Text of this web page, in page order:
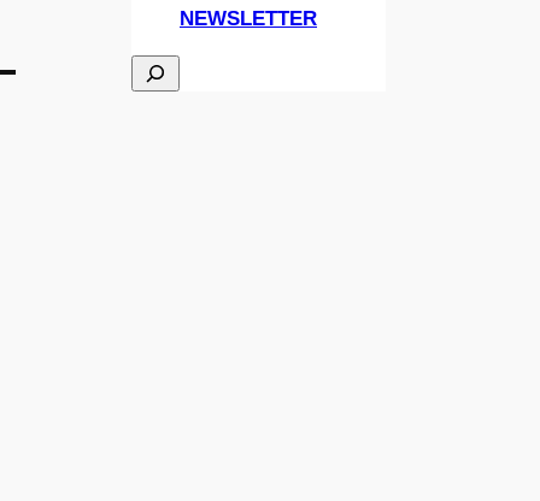
NEWSLETTER
SUCHEN